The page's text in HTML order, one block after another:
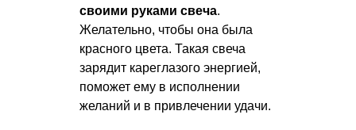
своими руками свеча.
Желательно, чтобы она была
красного цвета. Такая свеча
зарядит кареглазого энергией,
поможет ему в исполнении
желаний и в привлечении удачи.